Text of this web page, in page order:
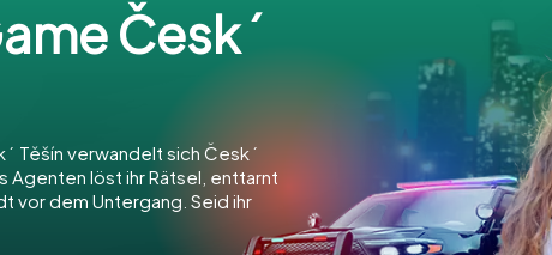
Český
Těšín verwandelt sich Český
Agenten löst ihr Rätsel, enttarnt
vor dem Untergang. Seid ihr